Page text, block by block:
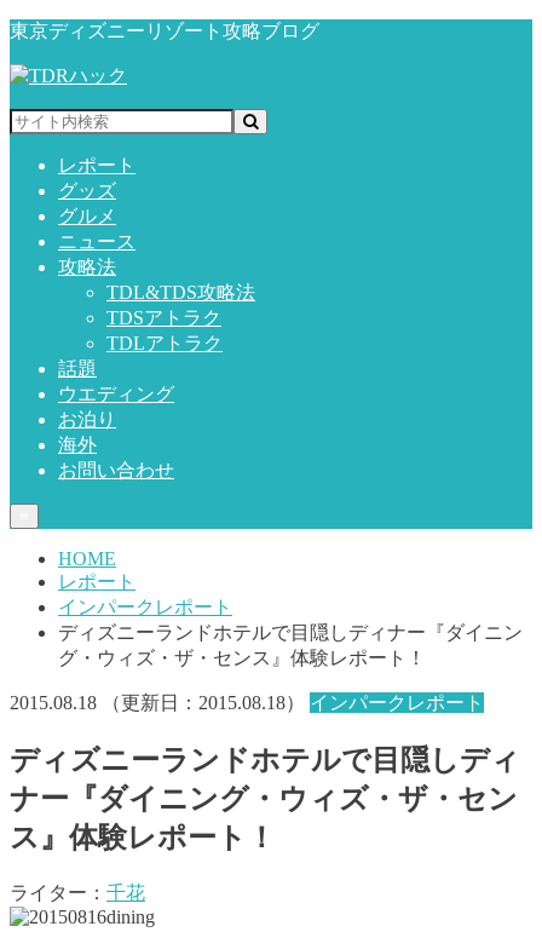
東京ディズニーリゾート攻略ブログ
レポート
グッズ
グルメ
ニュース
攻略法
TDL&TDS攻略法
TDSアトラク
TDLアトラク
話題
ウエディング
お泊り
海外
お問い合わせ
HOME
レポート
インパークレポート
ディズニーランドホテルで目隠しディナー『ダイニン
グ・ウィズ・ザ・センス』体験レポート！
2015.08.18 （更新日： 2015.08.18） インパークレポート
ディズニーランドホテルで目隠しディ
ナー『ダイニング・ウィズ・ザ・セン
ス』体験レポート！
ライター： 千花